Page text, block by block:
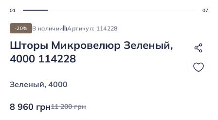
-20% В наличии Артикул: 114228
Шторы Микровелюр Зеленый,
4000 114228
Зеленый, 4000
8 960 грн11 200 грн